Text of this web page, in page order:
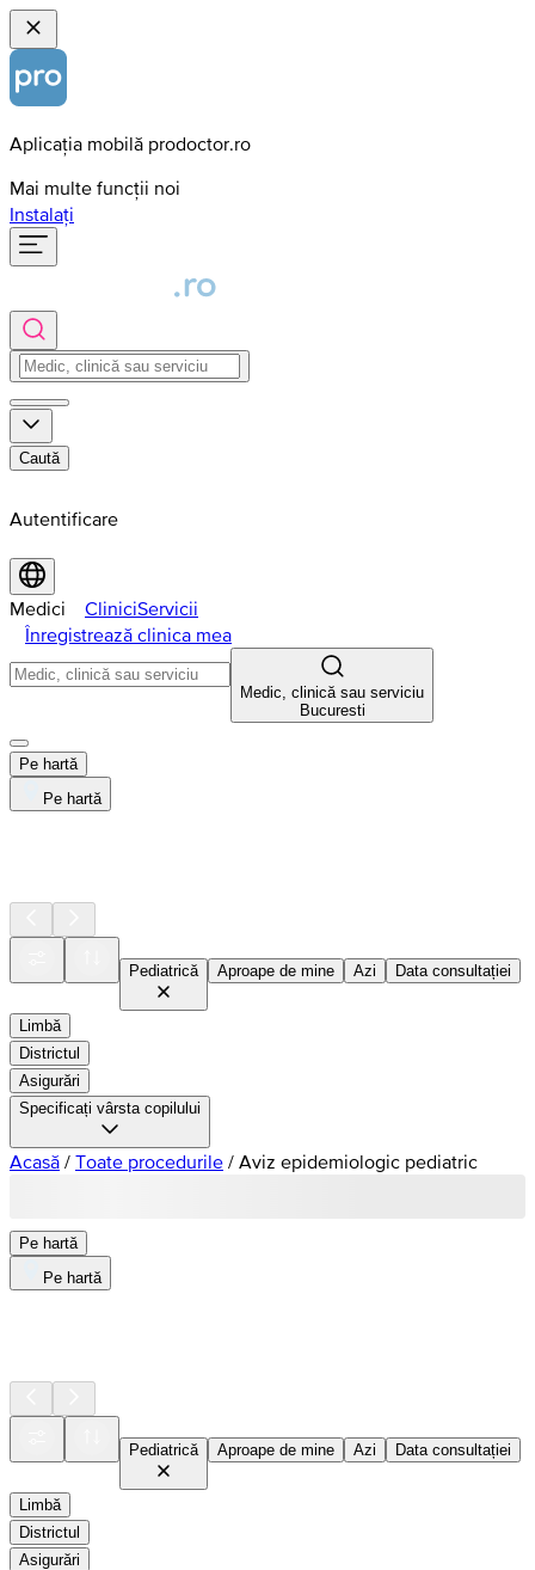
Aplicația mobilă prodoctor.ro
Mai multe funcții noi
Instalați
Caută
Autentificare
Medici CliniciServicii
Înregistrează clinica mea
Medic, clinică sau serviciu
Bucuresti
Pe hartă
Pe hartă
Pediatrică Aproape de mine Azi Data consultației
Limbă
Districtul
Asigurări
Specificați vârsta copilului
Acasă / Toate procedurile / Aviz epidemiologic pediatric
Pe hartă
Pe hartă
Pediatrică Aproape de mine Azi Data consultației
Limbă
Districtul
Asigurări